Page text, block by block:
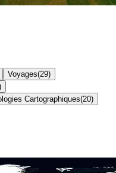
Voyages(29)
Cartographiques(20)